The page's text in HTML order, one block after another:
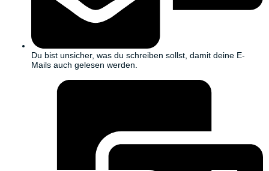
Du bist unsicher, was du schreiben sollst, damit deine E-
Mails auch gelesen werden.